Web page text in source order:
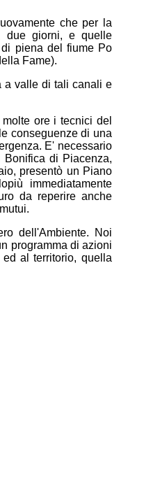
che per la
due giorni, e quelle
piena del fiume Po
Fame).
a valle di tali canali e
ore i tecnici del
conseguenze di una
E' necessario
di Piacenza,
presentò un Piano
immediatamente
da reperire anche
dell'Ambiente. Noi
programma di azioni
al territorio, quella